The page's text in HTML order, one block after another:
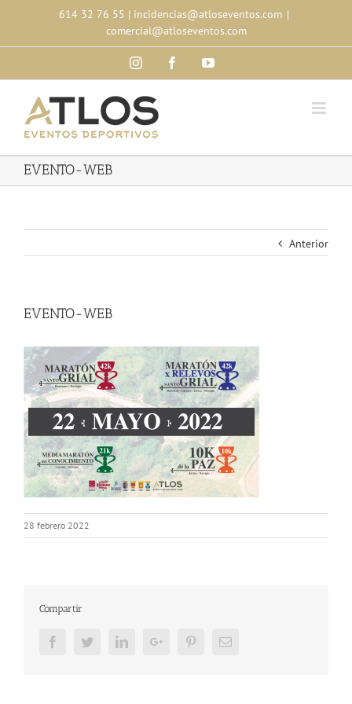
content
614 32 76 55 | incidencias@atloseventos.com |
comercial@atloseventos.com
InstagramFacebookYouTube
EVENTO-WEB
Anterior
EVENTO-WEB
28 febrero 2022
Compartir
FacebookTwitterLinkedInGoogle+ PinterestEmail